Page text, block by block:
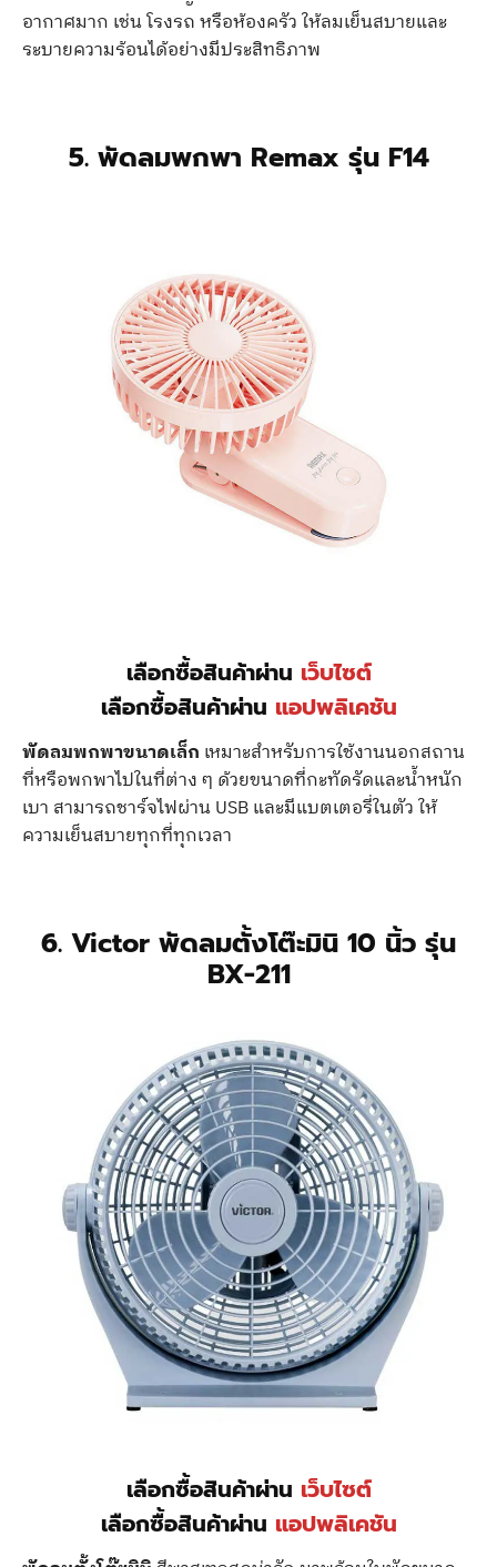
อากาศมาก เช่น โรงรถ หรือห้องครัว ให้ลมเย็นสบายและ
ระบายความร้อนได้อย่างมีประสิทธิภาพ
5. พัดลมพกพา Remax รุ่น F14
เลือกซื้อสินค้าผ่าน เว็บไซต์
เลือกซื้อสินค้าผ่าน แอปพลิเคชัน
พัดลมพกพาขนาดเล็ก เหมาะสำหรับการใช้งานนอกสถาน
ที่หรือพกพาไปในที่ต่าง ๆ ด้วยขนาดที่กะทัดรัดและน้ำหนัก
เบา สามารถชาร์จไฟผ่าน USB และมีแบตเตอรี่ในตัว ให้
ความเย็นสบายทุกที่ทุกเวลา
6. Victor พัดลมตั้งโต๊ะมินิ 10 นิ้ว รุ่น
BX-211
เลือกซื้อสินค้าผ่าน เว็บไซต์
เลือกซื้อสินค้าผ่าน แอปพลิเคชัน